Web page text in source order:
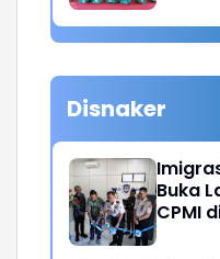
Disnaker
Buka
CPMI